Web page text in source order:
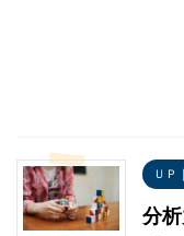
ＵＰ
分